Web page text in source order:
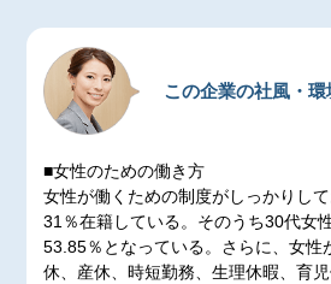
この企業の社風・環
■女性のための働き方
女性が働くための制度がしっかりし
31％在籍している。そのうち30代女
53.85％となっている。さらに、女性
休、産休、時短勤務、生理休暇、育